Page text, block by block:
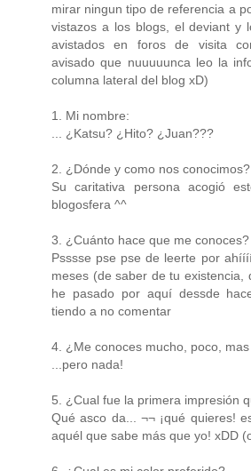
mirar ningun tipo de referencia a
vistazos a los blogs, el deviant y
avistados en foros de visita
avisado que nuuuuunca leo la
columna lateral del blog xD)
1. Mi nombre:
... ¿Katsu? ¿Hito? ¿Juan???
2. ¿Dónde y como nos conocimos?
Su caritativa persona acogió
blogosfera ^^
3. ¿Cuánto hace que me conoces?
Psssse pse pse de leerte por
meses (de saber de tu existencia,
he pasado por aquí dessde
tiendo a no comentar
4. ¿Me conoces mucho, poco,
...pero nada!
5. ¿Cual fue la primera impresión
Qué asco da... ¬¬ ¡qué quieres!
aquél que sabe más que yo! xDD